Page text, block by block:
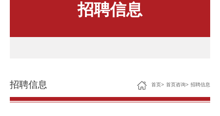
招聘信息
招聘信息 首页> 首页咨询> 招聘信息